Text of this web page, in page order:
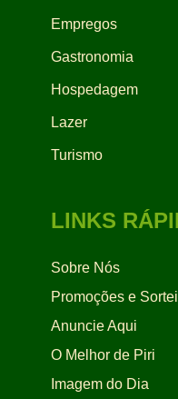
Empregos
Gastronomia
Hospedagem
Lazer
Turismo
LINKS
Sobre Nós
Promoções e
Anuncie Aqui
O Melhor de Piri
Imagem do Dia